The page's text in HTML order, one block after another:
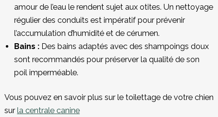
amour de l’eau le rendent sujet aux otites. Un nettoyage
régulier des conduits est impératif pour prévenir
l’accumulation d’humidité et de cérumen.
Bains :Des bains adaptés avec des shampoings doux
sont recommandés pour préserver la qualité de son
poil imperméable.
Vous pouvez en savoir plus sur le toilettage de votre chien
surla centrale canine